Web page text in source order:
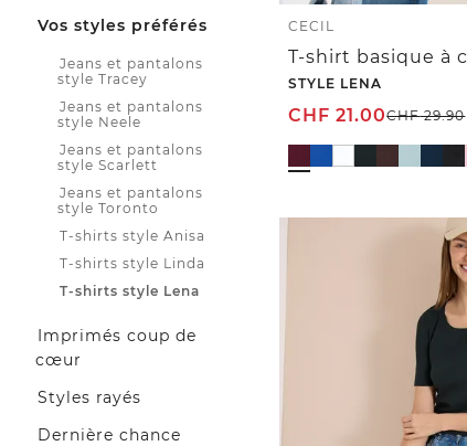
Vos styles préférés
Jeans et pantalons
style Tracey
Jeans et pantalons
style Neele
Jeans et pantalons
style Scarlett
Jeans et pantalons
style Toronto
T-shirts style Anisa
T-shirts style Linda
T-shirts style Lena
Imprimés coup de
cœur
Styles rayés
Dernière chance
CECIL
STYLE LENA
CHF 21.00CHF29.90